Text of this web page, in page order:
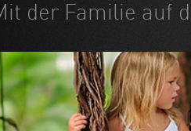
der Familie auf